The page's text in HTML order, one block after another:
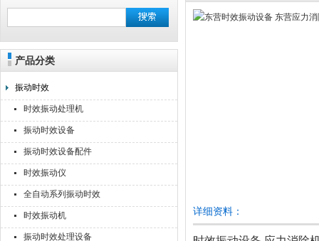
无锡利美机电科技有限公司
产品分类
振动时效
时效振动处理机
振动时效设备
振动时效设备配件
时效振动仪
全自动系列振动时效
时效振动机
振动时效处理设备
详细资料：